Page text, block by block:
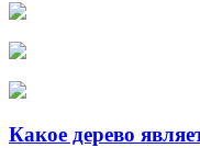
Какое дерево